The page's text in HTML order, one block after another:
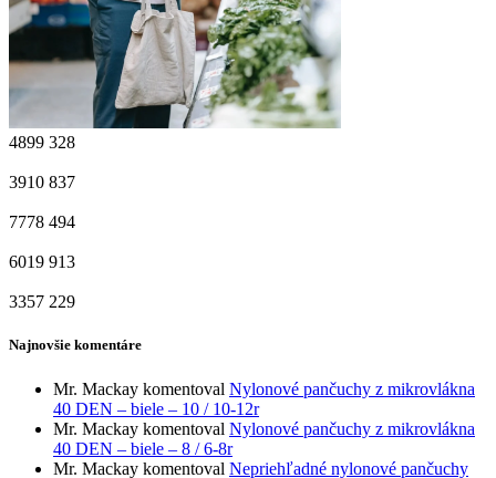
4899 328
3910 837
7778 494
6019 913
3357 229
Najnovšie komentáre
Mr. Mackay komentoval Nylonové pančuchy z mikrovlákna
40 DEN – biele – 10 / 10-12r
Mr. Mackay komentoval Nylonové pančuchy z mikrovlákna
40 DEN – biele – 8 / 6-8r
Mr. Mackay komentoval Nepriehľadné nylonové pančuchy